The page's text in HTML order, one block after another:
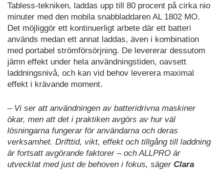
Tabless-tekniken, laddas upp till 80 procent på cirka nio
minuter med den mobila snabbladdaren AL 1802 MO.
Det möjliggör ett kontinuerligt arbete där ett batteri
används medan ett annat laddas, även i kombination
med portabel strömförsörjning. De levererar dessutom
jämn effekt under hela användningstiden, oavsett
laddningsnivå, och kan vid behov leverera maximal
effekt i krävande moment.
– Vi ser att användningen av batteridrivna maskiner
ökar, men att det i praktiken avgörs av hur väl
lösningarna fungerar för användarna och deras
verksamhet. Drifttid, vikt, effekt och tillgång till laddning
är fortsatt avgörande faktorer – och ALLPRO är
utvecklat med just de behoven i fokus, sägerClara